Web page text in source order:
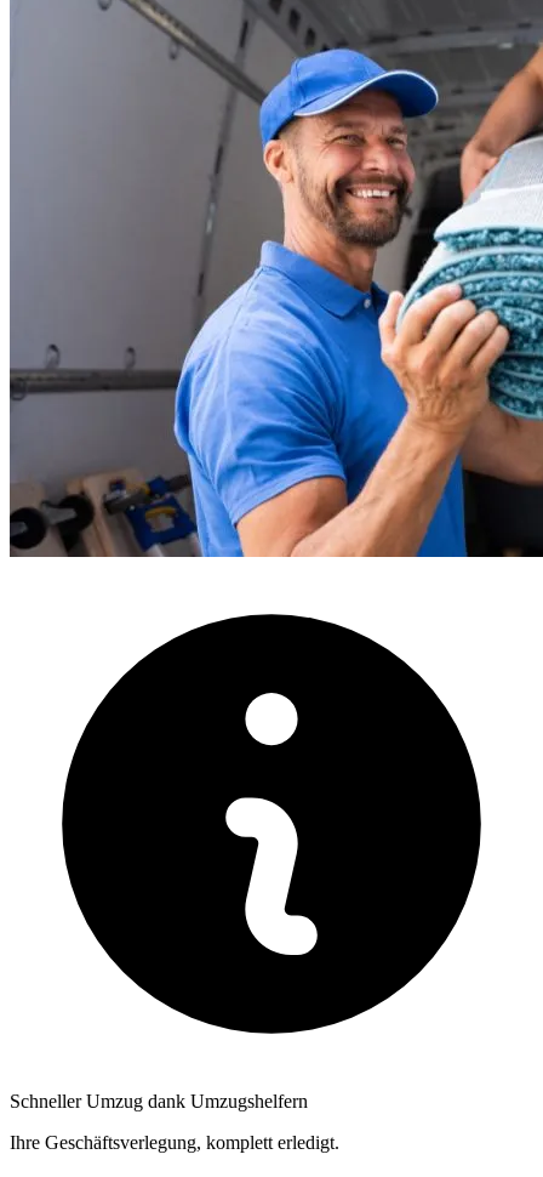
Schneller Umzug dank Umzugshelfern
Ihre Geschäftsverlegung, komplett erledigt.